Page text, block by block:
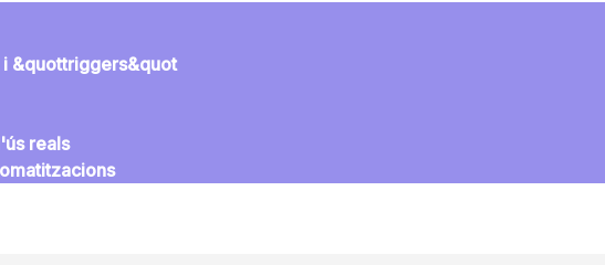
&quottriggers&quot
reals